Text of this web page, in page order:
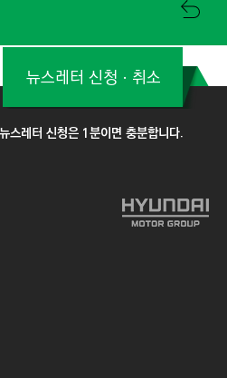
스레터 신청은 1분이면 충분합니다.
뉴스레터 신청ㆍ취소